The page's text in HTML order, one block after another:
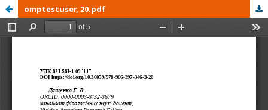
omptestuser, 20.pdf